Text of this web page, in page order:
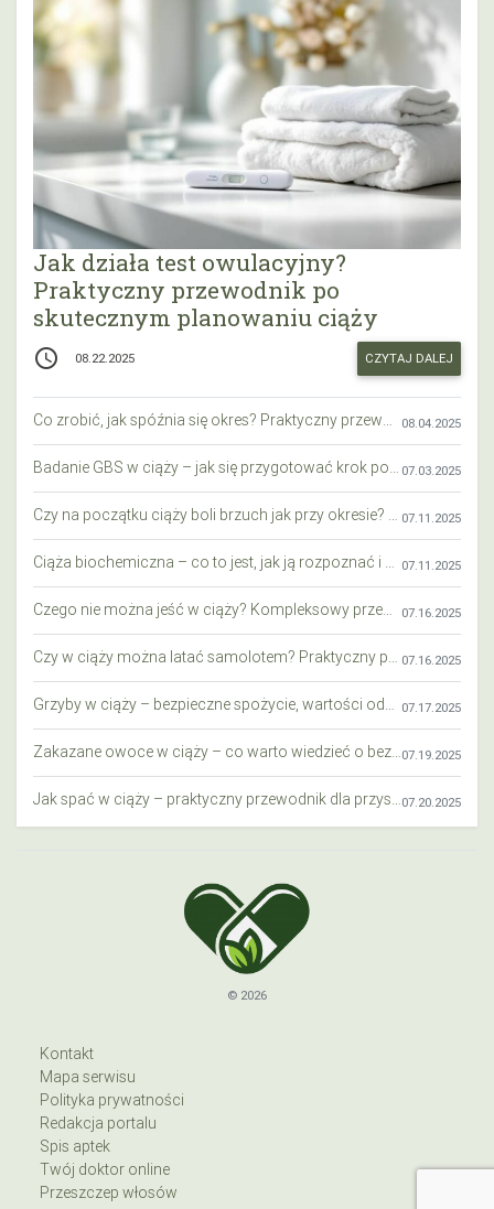
Jak działa test owulacyjny?
Praktyczny przewodnik po
skutecznym planowaniu ciąży
access_time 08.22.2025 CZYTAJ DALEJ
Co zrobić, jak spóźnia się okres? Praktyczny przewodnik krok po kroku 08.04.2025
Badanie GBS w ciąży – jak się przygotować krok po kroku? 07.03.2025
Czy na początku ciąży boli brzuch jak przy okresie? Wyjaśniamy objawy i różnice 07.11.2025
Ciąża biochemiczna – co to jest, jak ją rozpoznać i co warto wiedzieć? 07.11.2025
Czego nie można jeść w ciąży? Kompleksowy przewodnik dla przyszłych mam 07.16.2025
Czy w ciąży można latać samolotem? Praktyczny przewodnik dla przyszłych mam 07.16.2025
Grzyby w ciąży – bezpieczne spożycie, wartości odżywcze i zagrożenia 07.17.2025
Zakazane owoce w ciąży – co warto wiedzieć o bezpieczeństwie diety przyszłej mamy?07.19.2025
Jak spać w ciąży – praktyczny przewodnik dla przyszłych mam07.20.2025
© 2026
Kontakt
Mapa serwisu
Polityka prywatności
Redakcja portalu
Spis aptek
Twój doktor online
Przeszczep włosów